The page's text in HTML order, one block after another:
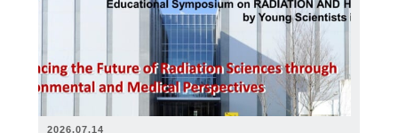
2026.07.14